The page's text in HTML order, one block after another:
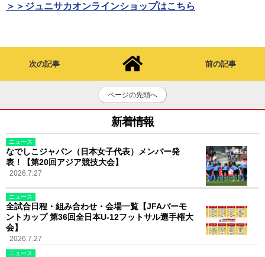
＞＞ジュニサカオンラインショップはこちら
次の記事 前の記事
ページの先頭へ
新着情報
ニュース
なでしこジャパン（日本女子代表）メンバー発
表！【第20回アジア競技大会】
2026.7.27
ニュース
全試合日程・組み合わせ・会場一覧【JFAバーモ
ントカップ 第36回全日本U-12フットサル選手権大
会】
2026.7.27
ニュース